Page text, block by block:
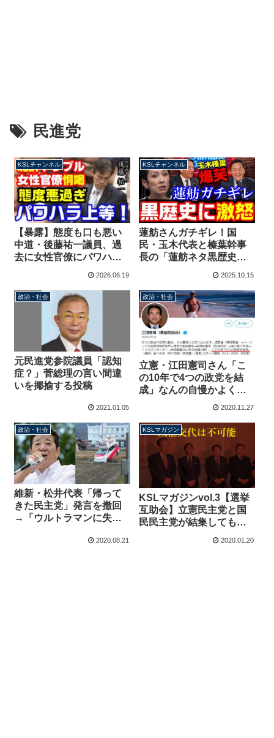
民進党
KSLチャンネル
【暴露】態度も口も悪い
中道・後藤祐一議員、過
去に女性官僚にパワハラ
して警察出動！安倍総理
にも説教【KSLチャンネ
2026.06.19
KSLチャンネル
蓮舫さんガチギレ！国
民・玉木代表と榛葉幹事
長の「蓮舫ネタ黒歴史」
言でブーメラン【KSLチ
ャンネル】
2025.10.15
政治・社会
元民進党参院議員「認知
症？」菅総理の言い間違
いを揶揄する投稿
2021.01.05
政治・社会
立憲・江田憲司さん「こ
の10年で4つの政党を結
成」なんの自慢かよくわ
からないことをツイッタ
2020.11.27
政治・社会
維新・松井代表「帰って
きた民主党」発言を撤回
→「ウルトラマンに失礼
党、そもそも民主党、2020.08.21
KSLマガジン
KSLマガジンvol.3【選挙
互助会】立憲民主党と国
民民主党が結集しても政
2020.01.20